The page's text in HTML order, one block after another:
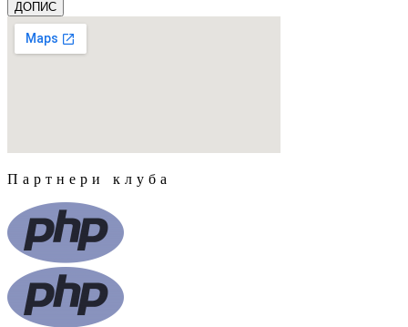
ДОПИС
Партнери клуба